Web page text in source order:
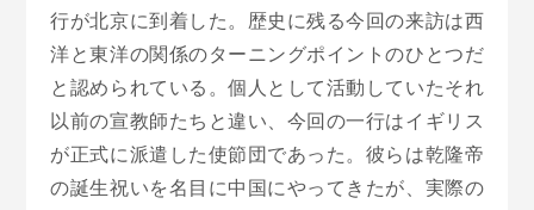
行が北京に到着した。歴史に残る今回の来訪は西
洋と東洋の関係のターニングポイントのひとつだ
と認められている。個人として活動していたそれ
以前の宣教師たちと違い、今回の一行はイギリス
が正式に派遣した使節団であった。彼らは乾隆帝
の誕生祝いを名目に中国にやってきたが、実際の